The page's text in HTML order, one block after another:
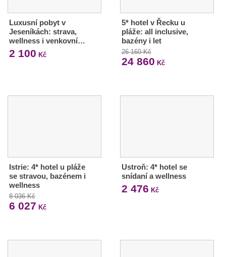
Luxusní pobyt v
Jeseníkách: strava,
wellness i venkovní…
2 100 Kč
5* hotel v Řecku u
pláže: all inclusive,
bazény i let
26 160 Kč
24 860 Kč
Istrie: 4* hotel u pláže
se stravou, bazénem i
wellness
8 036 Kč
6 027 Kč
Ustroň: 4* hotel se
snídaní a wellness
2 476 Kč